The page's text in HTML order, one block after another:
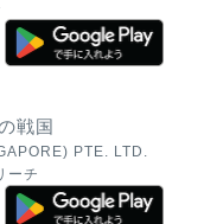
戦国
PTE. LTD.
ーチ